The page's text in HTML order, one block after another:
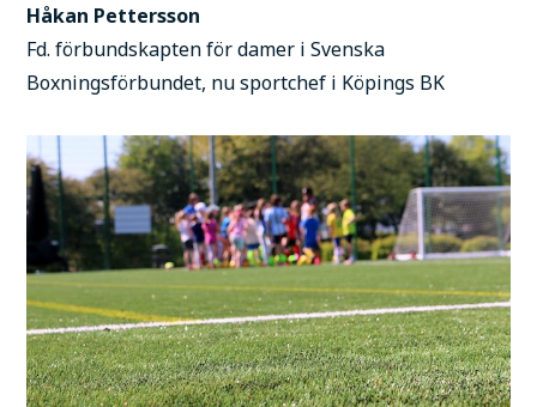
Håkan Pettersson
Fd. förbundskapten för damer i Svenska
Boxningsförbundet, nu sportchef i Köpings BK